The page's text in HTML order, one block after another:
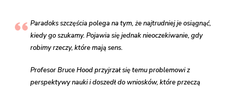
Paradoks szczęścia polega na tym, że najtrudniej je osiągnąć,
kiedy go szukamy. Pojawia się jednak nieoczekiwanie, gdy
robimy rzeczy, które mają sens.
Profesor Bruce Hood przyjrzał się temu problemowi z
perspektywy nauki i doszedł do wniosków, które przeczą